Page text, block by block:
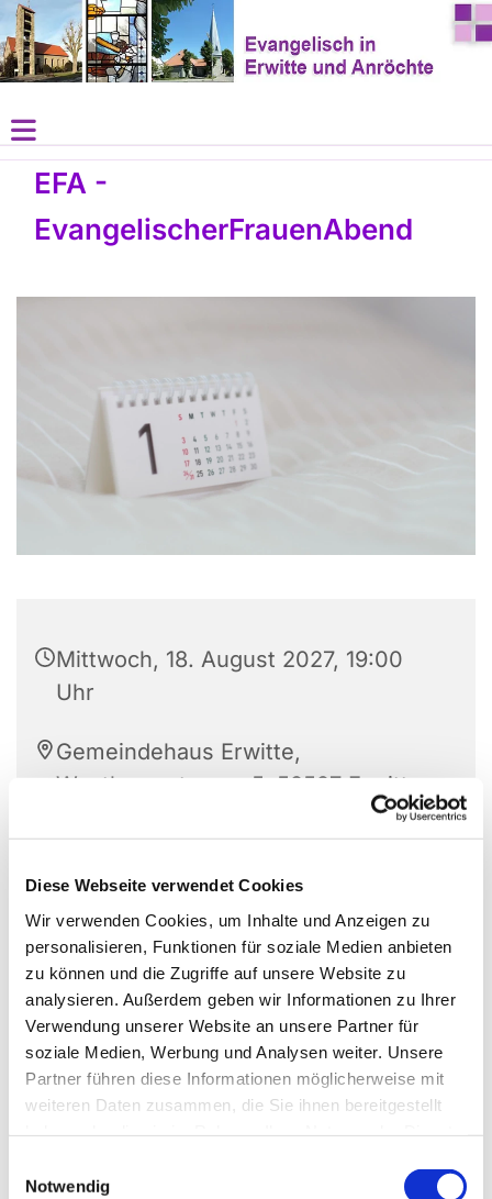
Diese Webseite verwendet Cookies
Wir verwenden Cookies, um Inhalte und Anzeigen zu
personalisieren, Funktionen für soziale Medien anbieten
zu können und die Zugriffe auf unsere Website zu
analysieren. Außerdem geben wir Informationen zu Ihrer
Verwendung unserer Website an unsere Partner für
soziale Medien, Werbung und Analysen weiter. Unsere
Partner führen diese Informationen möglicherweise mit
weiteren Daten zusammen, die Sie ihnen bereitgestellt
Notwendig
EFA -
EvangelischerFrauenAbend
Mittwoch, 18. August 2027, 19:00
Uhr
Gemeindehaus Erwitte,
Westkampstrasse 5, 59597 Erwitte
Martina von Wuthenau